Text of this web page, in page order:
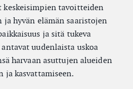
tavoitteiden
hyvän elämän saaristojen
ja sitä tukeva
uudenlaista uskoa
harvaan asuttujen alueiden
ja kasvattamiseen.